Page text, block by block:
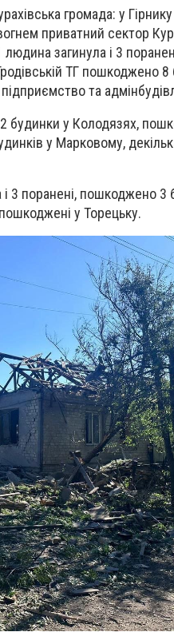
громада: у
приватний сектор
людина загинула і 3
ТГ пошкоджено 8
та
будинки у Колодязях,
у Марковому,
3 поранені, пошкоджено 3
у Торецьку.